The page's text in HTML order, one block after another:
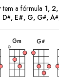
tem a fórmula 1,
D#, E#, G, G#, A#
Gm
acorde
G#